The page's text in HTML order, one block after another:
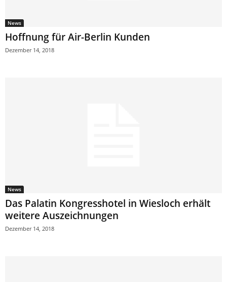
News
Hoffnung für Air-Berlin Kunden
Dezember 14, 2018
News
Das Palatin Kongresshotel in Wiesloch erhält
weitere Auszeichnungen
Dezember 14, 2018